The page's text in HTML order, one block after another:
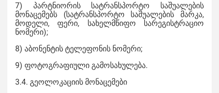
7) პარტნიორის სატრანსპორტო საშუალების
მონაცემებს (სატრანსპორტო საშუალების მარკა,
მოდელი, ფერი, სახელმწიფო სარეგისტრაციო
ნომერი);
8) აბონენტის ტელეფონის ნომერი;
9) ფოტოგრაფიული გამოსახულება.
3.4. გეოლოკაციის მონაცემები